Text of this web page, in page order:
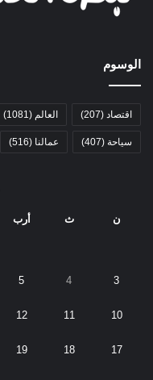
الوسوم
اقتصاد (207) العالم (1081)
سياحة (407) عمالنا (516)
ن ث أرب
3
4
5
10
11
12
17
18
19